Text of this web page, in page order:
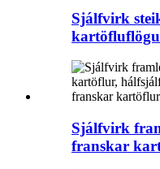
Sjálfvirk
Sjálfvirk
franskar